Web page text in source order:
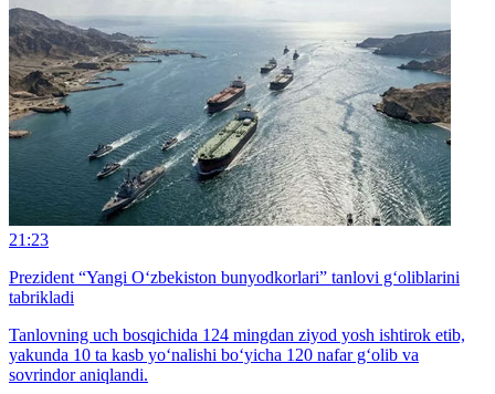
21:23
Prezident “Yangi O‘zbekiston bunyodkorlari” tanlovi g‘oliblarini
tabrikladi
Tanlovning uch bosqichida 124 mingdan ziyod yosh ishtirok etib,
yakunda 10 ta kasb yo‘nalishi bo‘yicha 120 nafar g‘olib va
sovrindor aniqlandi.